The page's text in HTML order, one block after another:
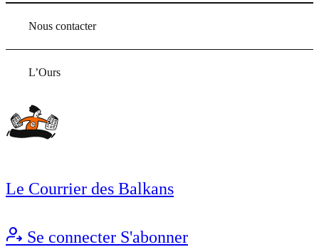
Nous contacter
L’Ours
Le Courrier des Balkans
Se connecter S'abonner